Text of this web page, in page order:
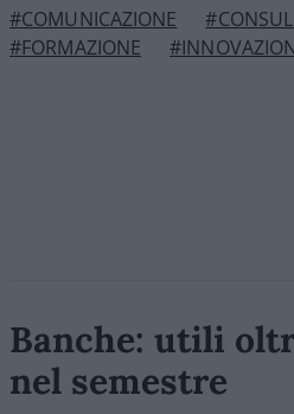
#COMUNICAZIONE
#FORMAZIONE
Banche: utili
nel semestre